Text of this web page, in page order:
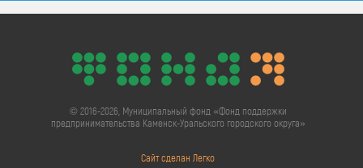
© 2016-2026, Муниципальный фонд «Фонд поддержки
предпринимательства Каменск-Уральского городского округа»
Сайт сделан Легко